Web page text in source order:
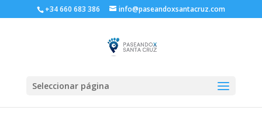
+34 660 683 386 info@paseandoxsantacruz.com
Seleccionar página